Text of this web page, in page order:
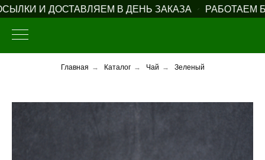
И ДОСТАВЛЯЕМ В ДЕНЬ ЗАКАЗА РАБОТАЕМ
Главная → Каталог → Чай → Зеленый